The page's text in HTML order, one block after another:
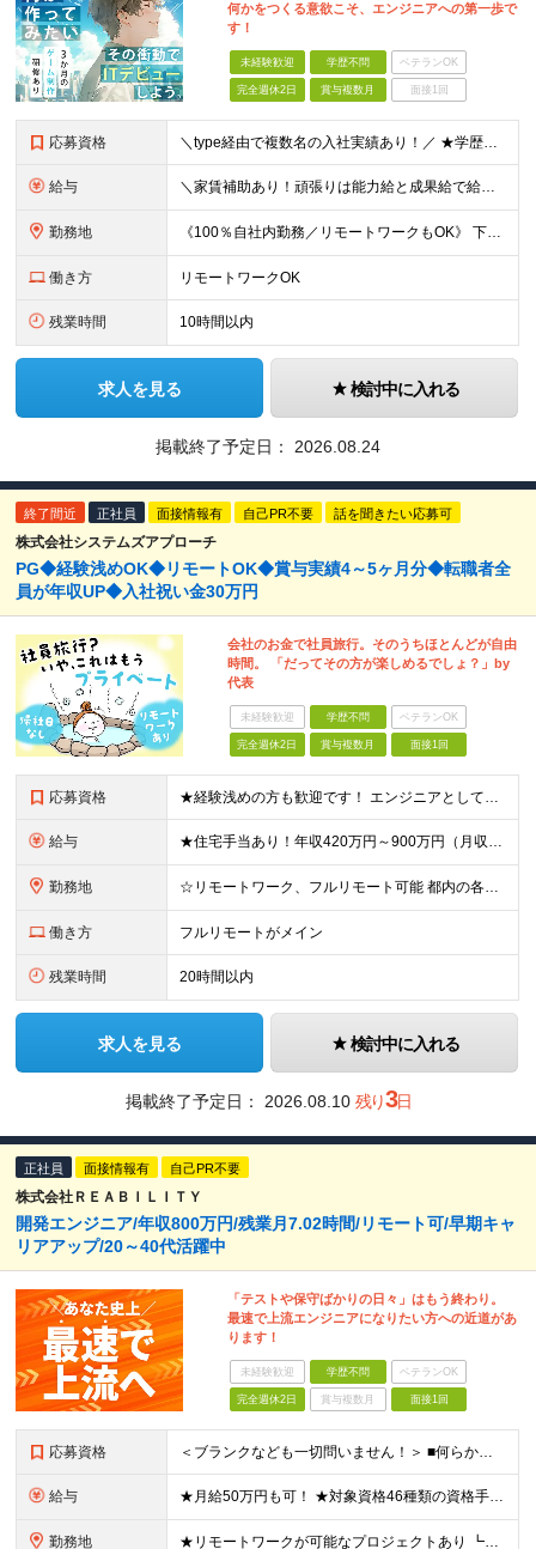
何かをつくる意欲こそ、エンジニアへの第一歩で
す！
未経験歓迎 学歴不問 ベテランOK
完全週休2日 賞与複数月 面接1回
応募資格 ＼type経由で複数名の入社実績あり！／ ★学歴・実務経験不問 ★プログラミングへの興味・意欲がある方 PCの基本操作ができれば、専門的なITスキルは不問です。 「エンジニアとして成長したい」という
給与 ＼家賃補助あり！頑張りは能力給と成果給で給与に還元！／ ★賞与3か月分&資格手当も充実 ★社宅制度あり（当社契約の賃貸住宅の場合は家賃を50％負担／最大5万円） ※社宅制度をご利用される場合は、礼金
勤務地 《100％自社内勤務／リモートワークもOK》 下記いずれかでの勤務となりますのでお選びください（ご希望に沿わない配属はありません） ■東京本社／東京都台東区浅草橋5-5-5 キムラビル4F ■広島オ
働き方 リモートワークOK
残業時間 10時間以内
求人を見る 検討中に入れる
掲載終了予定日： 2026.08.24
終了間近 正社員 面接情報有 自己PR不要 話を聞きたい応募可
株式会社システムズアプローチ
PG◆経験浅めOK◆リモートOK◆賞与実績4～5ヶ月分◆転職者全
員が年収UP◆入社祝い金30万円
会社のお金で社員旅行。そのうちほとんどが自由
時間。 「だってその方が楽しめるでしょ？」by
代表
未経験歓迎 学歴不問 ベテランOK
完全週休2日 賞与複数月 面接1回
応募資格 ★経験浅めの方も歓迎です！ エンジニアとしてマイペースに成長してける環境をお探しなら、まずは“元エンジニア”の社長・野﨑と話に来てください！ ◆オープン・Web系システム、汎用機システムの開発経験を
給与 ★住宅手当あり！年収420万円～900万円（月収28万～60万円） ★当社への転職者全員が、前職と比べて年収アップを実現しています！ ■実務経験5年以上 ＜年収600万円～（月収39.5万円～）※各
勤務地 ☆リモートワーク、フルリモート可能 都内の各プロジェクト先にてご勤務いただきます。 勤務地は、希望を考慮して決定いたします。 ※会社都合による転勤はありません ※変更の範囲：上記を除く当社関連勤務
働き方 フルリモートがメイン
残業時間 20時間以内
求人を見る 検討中に入れる
掲載終了予定日： 2026.08.10 残り3日
正社員 面接情報有 自己PR不要
株式会社ＲＥＡＢＩＬＩＴＹ
開発エンジニア/年収800万円/残業月7.02時間/リモート可/早期キャ
リアアップ/20～40代活躍中
「テストや保守ばかりの日々」はもう終わり。
最速で上流エンジニアになりたい方への近道があ
ります！
未経験歓迎 学歴不問 ベテランOK
完全週休2日 賞与複数月 面接1回
応募資格 ＜ブランクなども一切問いません！＞ ■何らかのシステム開発経験をお持ちの方 （開発・インフラ不問） ■学歴不問 ★女性社員が多く活躍している環境です！ 例として、役員、部門長の中には女性もいます。
給与 ★月給50万円も可！ ★対象資格46種類の資格手当あり 月給27万円～50万円＋各種手当＋インセンティブ ※試用期間3ヶ月あり（期間中の給与・待遇に差異なし） ※上記月給には6.7時間分・1万円以上
勤務地 ★リモートワークが可能なプロジェクトあり ┗出社8割リモート2割！ 東京オフィス、または東京・神奈川・埼玉・千葉のプロジェクト先での勤務となります。 ＼オンライン面接実施中！／ ★上京をしたい方など